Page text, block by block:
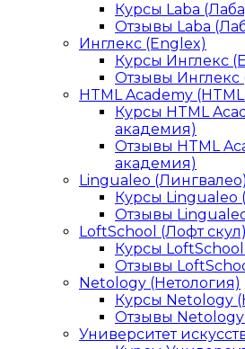
Курсы Laba
Отзывы Laba
Инглекс (Englex)
Курсы Инглекс
Отзывы Инглекс
HTML Academy
Курсы HTML
академия)
Отзывы HTML
академия)
Lingualeo (Лингвалео)
Курсы Lingualeo
Отзывы
LoftSchool (Лофт скул)
Курсы
Отзывы
Netology (Нетология)
Курсы Netology
Отзывы Netology
Университет